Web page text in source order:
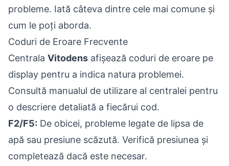
probleme. Iată câteva dintre cele mai comune și
cum le poți aborda.
Coduri de Eroare Frecvente
Centrala Vitodens afișează coduri de eroare pe
display pentru a indica natura problemei.
Consultă manualul de utilizare al centralei pentru
o descriere detaliată a fiecărui cod.
F2/F5: De obicei, probleme legate de lipsa de
apă sau presiune scăzută. Verifică presiunea și
completează dacă este necesar.